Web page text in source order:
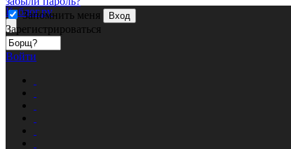
Запомнить меня
Вход
Зарегистрироваться
Кублог.ру
Войти